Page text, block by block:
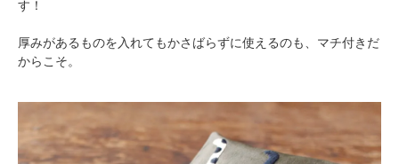
す！
厚みがあるものを入れてもかさばらずに使えるのも、マチ付きだ
からこそ。